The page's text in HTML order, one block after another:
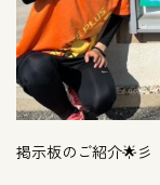
掲示板のご紹介🌟彡